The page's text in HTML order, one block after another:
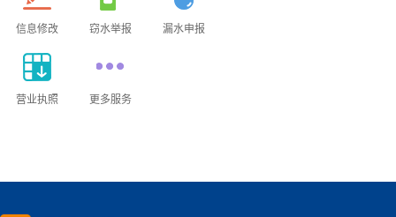
信息修改 窃水举报 漏水申报
营业执照 更多服务